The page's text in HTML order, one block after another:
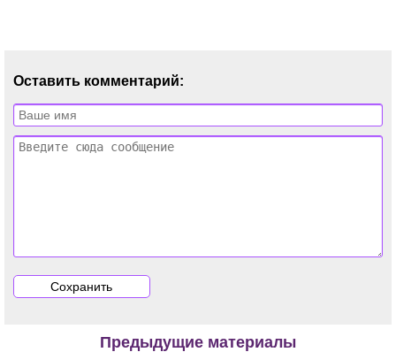
Оставить комментарий:
Предыдущие материалы